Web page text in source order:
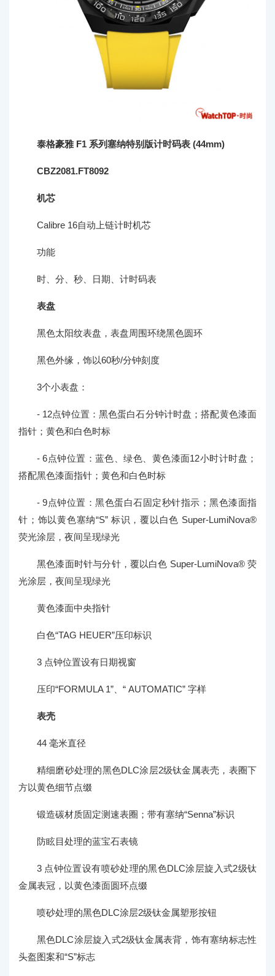
泰格豪雅 F1 系列塞纳特别版计时码表 (44mm)
CBZ2081.FT8092
机芯
Calibre 16自动上链计时机芯
功能
时、分、秒、日期、计时码表
表盘
黑色太阳纹表盘，表盘周围环绕黑色圆环
黑色外缘，饰以60秒/分钟刻度
3个小表盘：
- 12点钟位置：黑色蛋白石分钟计时盘；搭配黄色漆面
指针；黄色和白色时标
- 6点钟位置：蓝色、绿色、黄色漆面12小时计时盘；
搭配黑色漆面指针；黄色和白色时标
- 9点钟位置：黑色蛋白石固定秒针指示；黑色漆面指
针；饰以黄色塞纳“S” 标识，覆以白色 Super-LumiNova®
荧光涂层，夜间呈现绿光
黑色漆面时针与分针，覆以白色 Super-LumiNova® 荧
光涂层，夜间呈现绿光
黄色漆面中央指针
白色“TAG HEUER”压印标识
3 点钟位置设有日期视窗
压印“FORMULA 1”、“ AUTOMATIC” 字样
表壳
44 毫米直径
精细磨砂处理的黑色DLC涂层2级钛金属表壳，表圈下
方以黄色细节点缀
锻造碳材质固定测速表圈；带有塞纳“Senna”标识
防眩目处理的蓝宝石表镜
3 点钟位置设有喷砂处理的黑色DLC涂层旋入式2级钛
金属表冠，以黄色漆面圆环点缀
喷砂处理的黑色DLC涂层2级钛金属塑形按钮
黑色DLC涂层旋入式2级钛金属表背，饰有塞纳标志性
头盔图案和“S”标志